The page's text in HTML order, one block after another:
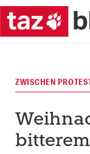
ZWISCHEN